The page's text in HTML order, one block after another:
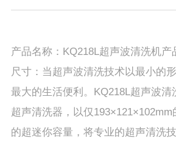
产品名称：KQ218L超声波清洗机产
尺寸：当超声波清洗技术以最小的
最大的生活便利。KQ218L超声波清
超声清洗器，以仅
的超迷你容量，将专业的超声清洗